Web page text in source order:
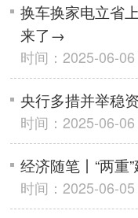
换车换家电立省
来了→
时间：2025-06-06
央行多措并举稳
时间：2025-06-06
经济随笔丨“两重
时间：2025-06-05